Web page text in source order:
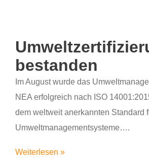
bestanden
Im August wurde das
NEA erfolgreich nach ISO
dem weltweit anerkannten Standard
Umweltmanagementsysteme….
Weiterlesen »